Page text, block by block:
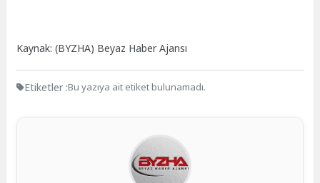
Kaynak: (BYZHA) Beyaz Haber Ajansı
Etiketler :Bu yazıya ait etiket bulunamadı.